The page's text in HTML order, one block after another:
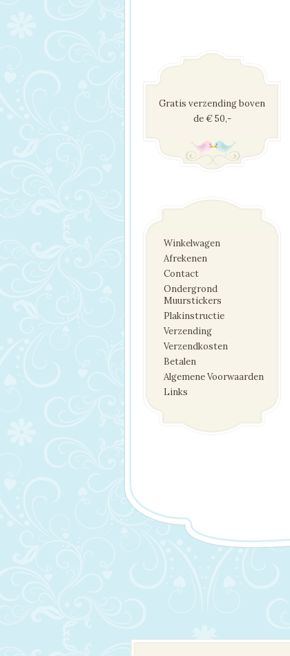
Gratis verzending boven
de € 50,-
Winkelwagen
Afrekenen
Contact
Ondergrond
Muurstickers
Plakinstructie
Verzending
Verzendkosten
Betalen
Algemene Voorwaarden
Links